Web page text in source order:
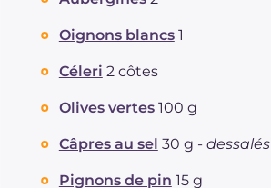
Oignons blancs 1
Céleri 2 côtes
Olives vertes 100 g
Câpres au sel 30 g - dessalés
Pignons de pin 15 g